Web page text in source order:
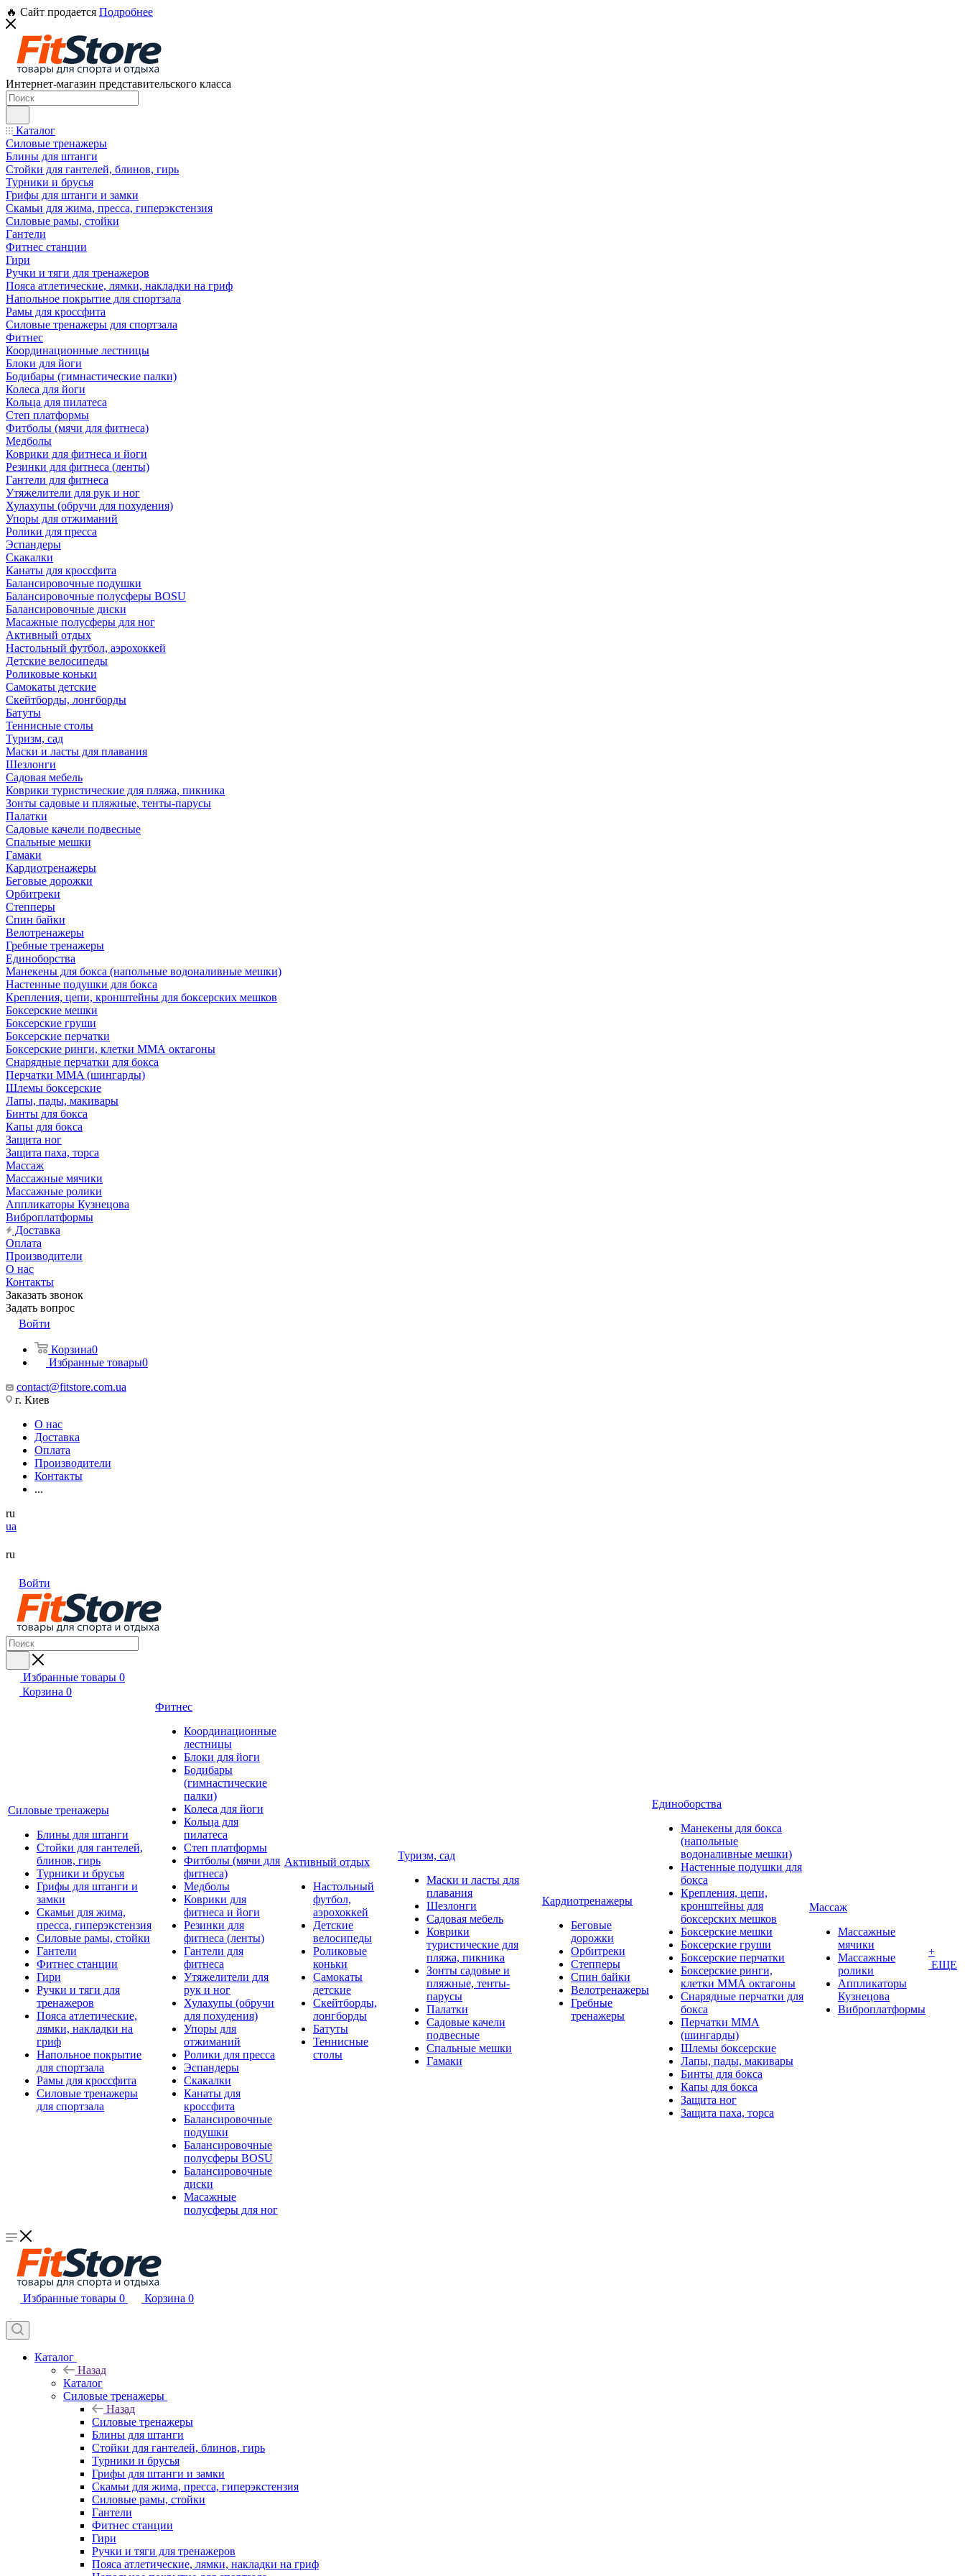
🔥 Сайт продается Подробнее
Интернет-магазин представительского класса
Каталог
Силовые тренажеры
Блины для штанги
Стойки для гантелей, блинов, гирь
Турники и брусья
Грифы для штанги и замки
Скамьи для жима, пресса, гиперэкстензия
Силовые рамы, стойки
Гантели
Фитнес станции
Гири
Ручки и тяги для тренажеров
Пояса атлетические, лямки, накладки на гриф
Напольное покрытие для спортзала
Рамы для кроссфита
Силовые тренажеры для спортзала
Фитнес
Координационные лестницы
Блоки для йоги
Бодибары (гимнастические палки)
Колеса для йоги
Кольца для пилатеса
Степ платформы
Фитболы (мячи для фитнеса)
Медболы
Коврики для фитнеса и йоги
Резинки для фитнеса (ленты)
Гантели для фитнеса
Утяжелители для рук и ног
Хулахупы (обручи для похудения)
Упоры для отжиманий
Ролики для пресса
Эспандеры
Скакалки
Канаты для кроссфита
Балансировочные подушки
Балансировочные полусферы BOSU
Балансировочные диски
Масажные полусферы для ног
Активный отдых
Настольный футбол, аэрохоккей
Детские велосипеды
Роликовые коньки
Самокаты детские
Скейтборды, лонгборды
Батуты
Теннисные столы
Туризм, сад
Маски и ласты для плавания
Шезлонги
Садовая мебель
Коврики туристические для пляжа, пикника
Зонты садовые и пляжные, тенты-парусы
Палатки
Садовые качели подвесные
Спальные мешки
Гамаки
Кардиотренажеры
Беговые дорожки
Орбитреки
Степперы
Спин байки
Велотренажеры
Гребные тренажеры
Единоборства
Манекены для бокса (напольные водоналивные мешки)
Настенные подушки для бокса
Крепления, цепи, кронштейны для боксерских мешков
Боксерские мешки
Боксерские груши
Боксерские перчатки
Боксерские ринги, клетки ММА октагоны
Снарядные перчатки для бокса
Перчатки MMA (шингарды)
Шлемы боксерские
Лапы, пады, макивары
Бинты для бокса
Капы для бокса
Защита ног
Защита паха, торса
Массаж
Массажные мячики
Массажные ролики
Аппликаторы Кузнецова
Виброплатформы
Доставка
Оплата
Производители
О нас
Контакты
Заказать звонок
Задать вопрос
Войти
Корзина0
Избранные товары0
contact@fitstore.com.ua
г. Киев
О нас
Доставка
Оплата
Производители
Контакты
...
ru
ua
ru
Войти
Избранные товары 0
Корзина 0
Силовые тренажеры
Блины для штанги
Стойки для гантелей,
блинов, гирь
Турники и брусья
Грифы для штанги и
замки
Скамьи для жима,
пресса, гиперэкстензия
Силовые рамы, стойки
Гантели
Фитнес станции
Гири
Ручки и тяги для
тренажеров
Пояса атлетические,
лямки, накладки на
гриф
Напольное покрытие
для спортзала
Рамы для кроссфита
Силовые тренажеры
для спортзала
Фитнес
Координационные
лестницы
Блоки для йоги
Бодибары
(гимнастические
палки)
Колеса для йоги
Кольца для
пилатеса
Степ платформы
Фитболы (мячи для
фитнеса)
Медболы
Коврики для
фитнеса и йоги
Резинки для
фитнеса (ленты)
Гантели для
фитнеса
Утяжелители для
рук и ног
Хулахупы (обручи
для похудения)
Упоры для
отжиманий
Ролики для пресса
Эспандеры
Скакалки
Канаты для
кроссфита
Балансировочные
подушки
Балансировочные
полусферы BOSU
Балансировочные
диски
Масажные
полусферы для ног
Активный отдых
Настольный
футбол,
аэрохоккей
Детские
велосипеды
Роликовые
коньки
Самокаты
детские
Скейтборды,
лонгборды
Батуты
Теннисные
столы
Туризм, сад
Маски и ласты для
плавания
Шезлонги
Садовая мебель
Коврики
туристические для
пляжа, пикника
Зонты садовые и
пляжные, тенты-
парусы
Палатки
Садовые качели
подвесные
Спальные мешки
Гамаки
Кардиотренажеры
Беговые
дорожки
Орбитреки
Степперы
Спин байки
Велотренажеры
Гребные
тренажеры
Единоборства
Манекены для бокса
(напольные
водоналивные мешки)
Настенные подушки для
бокса
Крепления, цепи,
кронштейны для
боксерских мешков
Боксерские мешки
Боксерские груши
Боксерские перчатки
Боксерские ринги,
клетки ММА октагоны
Снарядные перчатки для
бокса
Перчатки MMA
(шингарды)
Шлемы боксерские
Лапы, пады, макивары
Бинты для бокса
Капы для бокса
Защита ног
Защита паха, торса
Массаж
Массажные
мячики
Массажные
ролики
Аппликаторы
Кузнецова
Виброплатформы
+
ЕЩЕ
Избранные товары 0 Корзина 0
Каталог
Назад
Каталог
Силовые тренажеры
Назад
Силовые тренажеры
Блины для штанги
Стойки для гантелей, блинов, гирь
Турники и брусья
Грифы для штанги и замки
Скамьи для жима, пресса, гиперэкстензия
Силовые рамы, стойки
Гантели
Фитнес станции
Гири
Ручки и тяги для тренажеров
Пояса атлетические, лямки, накладки на гриф